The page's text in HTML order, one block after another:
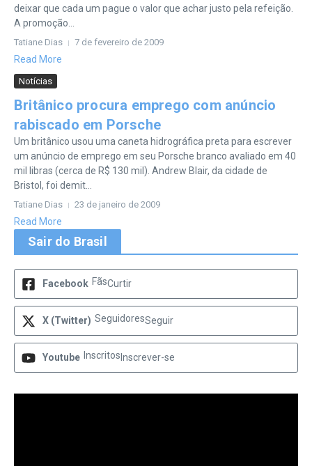
deixar que cada um pague o valor que achar justo pela refeição.
A promoção...
Tatiane Dias 7 de fevereiro de 2009
Read More
Notícias
Britânico procura emprego com anúncio
rabiscado em Porsche
Um britânico usou uma caneta hidrográfica preta para escrever
um anúncio de emprego em seu Porsche branco avaliado em 40
mil libras (cerca de R$ 130 mil). Andrew Blair, da cidade de
Bristol, foi demit...
Tatiane Dias 23 de janeiro de 2009
Read More
Sair do Brasil
Facebook FãsCurtir
X (Twitter) SeguidoresSeguir
Youtube Inscritos Inscrever-se